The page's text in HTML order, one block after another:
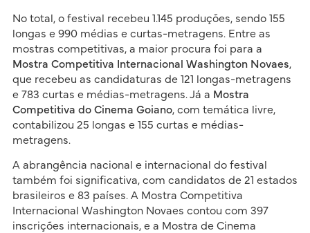
No total, o festival recebeu 1.145 produções, sendo 155
longas e 990 médias e curtas-metragens. Entre as
mostras competitivas, a maior procura foi para a
Mostra Competitiva Internacional Washington Novaes,
que recebeu as candidaturas de 121 longas-metragens
e 783 curtas e médias-metragens. Já a Mostra
Competitiva do Cinema Goiano, com temática livre,
contabilizou 25 longas e 155 curtas e médias-
metragens.
A abrangência nacional e internacional do festival
também foi significativa, com candidatos de 21 estados
brasileiros e 83 países. A Mostra Competitiva
Internacional Washington Novaes contou com 397
inscrições internacionais, e a Mostra de Cinema